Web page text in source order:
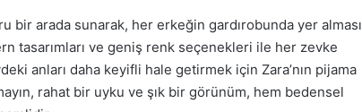
bir arada sunarak, her erkeğin gardırobunda yer alması
tasarımları ve geniş renk seçenekleri ile her zevke
anları daha keyifli hale getirmek için Zara’nın pijama
rahat bir uyku ve şık bir görünüm, hem bedensel